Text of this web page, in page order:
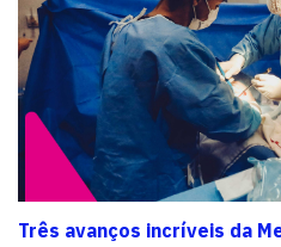
Três avanços incríveis da